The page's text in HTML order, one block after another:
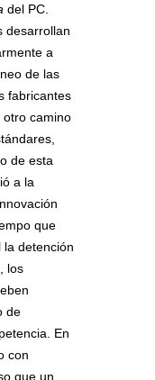
del PC.
desarrollan
a
de las
fabricantes
otro camino
de esta
a la
que
la detención
los
de
En
con
que un